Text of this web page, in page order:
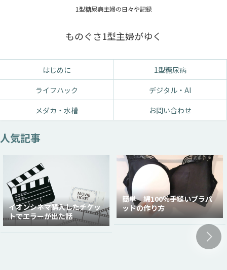
1型糖尿病主婦の日々や記録
ものぐさ1型主婦がゆく
はじめに
1型糖尿病
ライフハック
デジタル・AI
メダカ・水槽
お問い合わせ
人気記事
イオンシネマ購入したチケッ
トでエラーが出た話
簡単 綿100％手縫いブラパ
ッドの作り方